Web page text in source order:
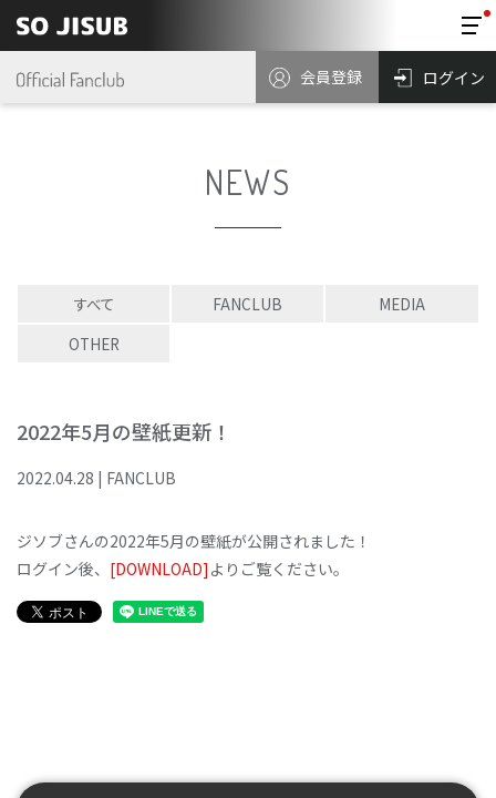
会員登録 ログイン
NEWS
すべて FANCLUB
MEDIA
OTHER
2022年5月の壁紙更新！
2022.04.28 | FANCLUB
ジソブさんの2022年5月の壁紙が公開されました！
ログイン後、 [DOWNLOAD] よりご覧ください。